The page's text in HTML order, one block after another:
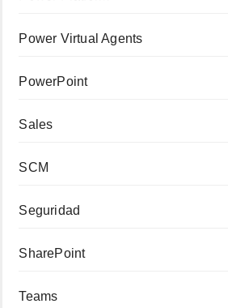
Power Virtual Agents
PowerPoint
Sales
SCM
Seguridad
SharePoint
Teams